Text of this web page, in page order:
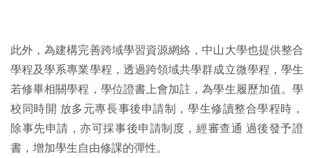
此外，為建構完善跨域學習資源網絡，中山大學也提供整合
學程及學系專業學程，透過跨領域共學群成立微學程，學生
若修畢相關學程，學位證書上會加註，為學生履歷加值。學
校同時開 放多元專長事後申請制，學生修讀整合學程時，
除事先申請，亦可採事後申請制度，經審查通 過後發予證
書，增加學生自由修課的彈性。